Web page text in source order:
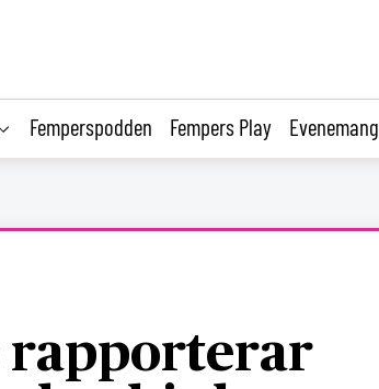
Femperspodden Fempers Play Evenemang
rapporterar